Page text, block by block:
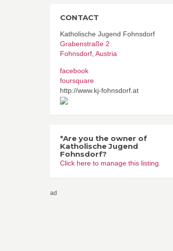
CONTACT
Katholische Jugend Fohnsdorf
Grabenstraße 2
Fohnsdorf Austria
facebook
foursquare
http://www.kj-fohnsdorf.at
*Are you the owner of
Katholische Jugend
Fohnsdorf?
Click here to manage this listing.
ad